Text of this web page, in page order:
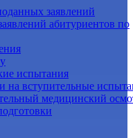
заявлений
абитуриентов по
испытания
на вступительные
медицинский